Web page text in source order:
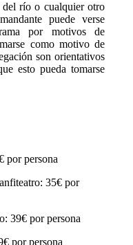
del río o cualquier otro
puede verse
por motivos de
como motivo de
son orientativos
esto pueda tomarse
por persona
35€ por
39€ por persona
por persona